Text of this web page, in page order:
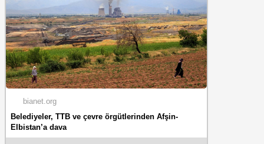
bianet.org
Belediyeler, TTB ve çevre örgütlerinden Afşin-
Elbistan’a dava